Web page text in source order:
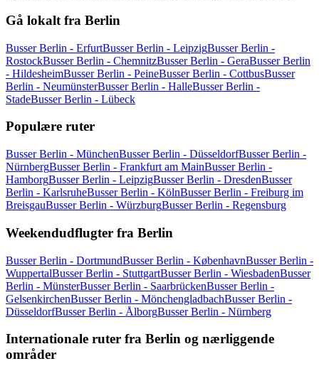
Gå lokalt fra Berlin
Busser Berlin - ErfurtBusser Berlin - LeipzigBusser Berlin -
RostockBusser Berlin - ChemnitzBusser Berlin - GeraBusser Berlin
- HildesheimBusser Berlin - PeineBusser Berlin - CottbusBusser
Berlin - NeumünsterBusser Berlin - HalleBusser Berlin -
StadeBusser Berlin - Lübeck
Populære ruter
Busser Berlin - MünchenBusser Berlin - DüsseldorfBusser Berlin -
NürnbergBusser Berlin - Frankfurt am MainBusser Berlin -
HamborgBusser Berlin - LeipzigBusser Berlin - DresdenBusser
Berlin - KarlsruheBusser Berlin - KölnBusser Berlin - Freiburg im
BreisgauBusser Berlin - WürzburgBusser Berlin - Regensburg
Weekendudflugter fra Berlin
Busser Berlin - DortmundBusser Berlin - KøbenhavnBusser Berlin -
WuppertalBusser Berlin - StuttgartBusser Berlin - WiesbadenBusser
Berlin - MünsterBusser Berlin - SaarbrückenBusser Berlin -
GelsenkirchenBusser Berlin - MönchengladbachBusser Berlin -
DüsseldorfBusser Berlin - ÅlborgBusser Berlin - Nürnberg
Internationale ruter fra Berlin og nærliggende
områder